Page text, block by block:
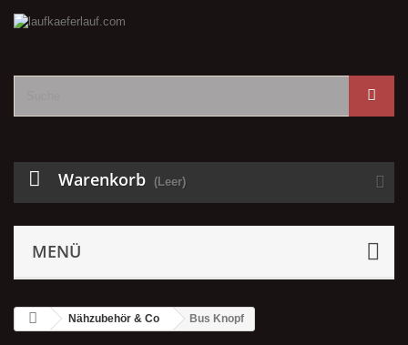
Warenkorb (Leer)
MENÜ
Nähzubehör & Co Bus Knopf